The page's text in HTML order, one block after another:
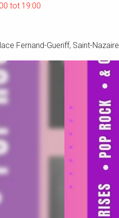
tot 19:00
Fernand-Gueriff, Saint-Nazaire